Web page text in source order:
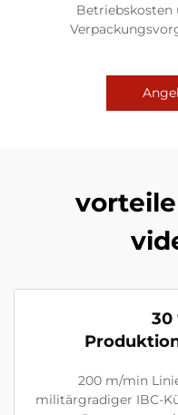
Betriebskosten
30
200 m/min
militärgradiger IBC-